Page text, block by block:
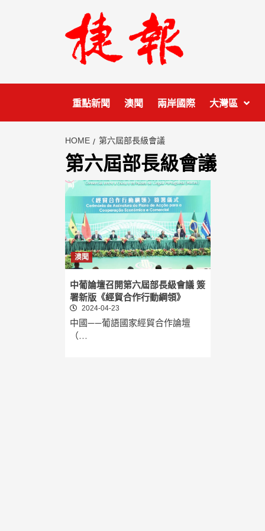
重點新聞 澳聞 兩岸國際 大灣區
HOME 第六屆部長級會議
第六屆部長級會議
澳聞
中葡論壇召開第六屆部長級會議 簽
署新版《經貿合作行動綱領》
2024-04-23
中國——葡語國家經貿合作論壇
（…